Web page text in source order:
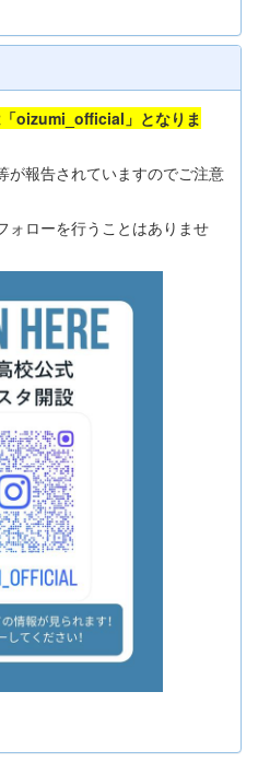
oizumi_official」となりま
が報告されていますのでご注意
ォローを行うことはありませ